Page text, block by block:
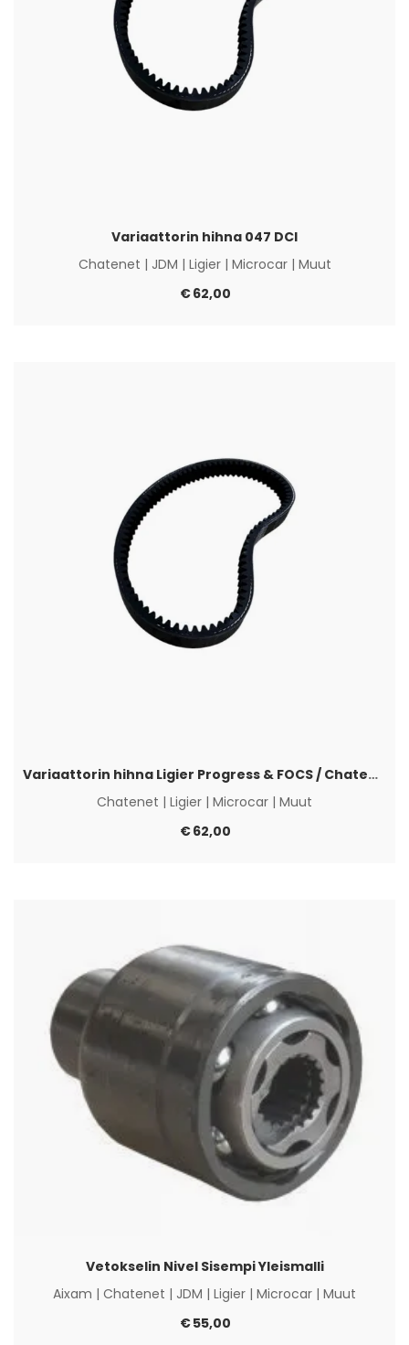
Variaattorin hihna 047 DCI
Chatenet | JDM | Ligier| Microcar| Muut
€62,00
Variaattorin hihna Ligier Progress & FOCS / Chatenet Yanmar 041
Chatenet | Ligier | Microcar | Muut
€62,00
Vetokselin Nivel Sisempi Yleismalli
Aixam | Chatenet | JDM | Ligier | Microcar | Muut
€55,00